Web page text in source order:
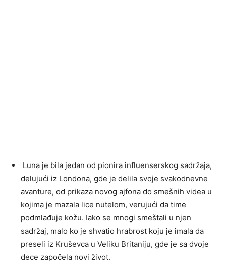
Luna je bila jedan od pionira influenserskog sadržaja,
delujući iz Londona, gde je delila svoje svakodnevne
avanture, od prikaza novog ajfona do smešnih videa u
kojima je mazala lice nutelom, verujući da time
podmlađuje kožu. Iako se mnogi smeštali u njen
sadržaj, malo ko je shvatio hrabrost koju je imala da
preseli iz Kruševca u Veliku Britaniju, gde je sa dvoje
dece započela novi život.